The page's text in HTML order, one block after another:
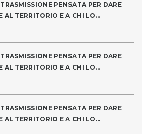
PENSATA PER DARE
AL TERRITORIO E A CHI LO...
PENSATA PER DARE
AL TERRITORIO E A CHI LO...
PENSATA PER DARE
AL TERRITORIO E A CHI LO...